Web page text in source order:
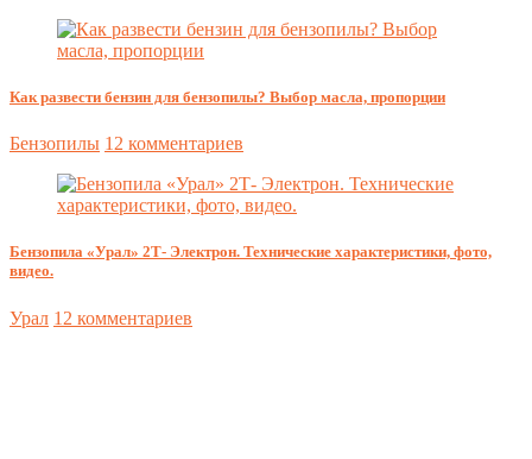
Как развести бензин для бензопилы? Выбор масла, пропорции
Бензопилы 12 комментариев
Бензопила «Урал» 2Т- Электрон. Технические характеристики, фото,
видео.
Урал 12 комментариев